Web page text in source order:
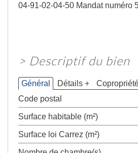
04-91-02-04-50 Mandat numéro
> Descriptif du bien
Général Détails +
Code postal
Surface habitable (m²)
Surface loi Carrez (m²)